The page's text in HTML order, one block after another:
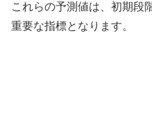
これらの予測値は、初期段
重要な指標となります。